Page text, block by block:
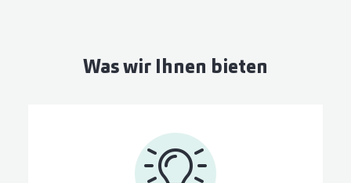
Was wir Ihnen bieten